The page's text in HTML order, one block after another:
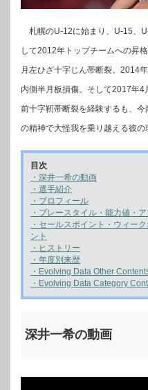
札幌のU-12に始まり、U-15、
して2012年トップチームへの昇
月左ひざ十字じん帯断裂。2014
内側半月板損傷。そして2017年
前十字靭帯断裂を経験するも、
の精神で大怪我を乗り越える彼の
目次
・深井一希の動画
・選手紹介
・プロフィール
・プレースタイル・能力値・
・セールスポイント・ウィー
ント
・ヒストリー
・年度別来歴
・Evolving Data Other
・Evolving Data Category
深井一希の動画